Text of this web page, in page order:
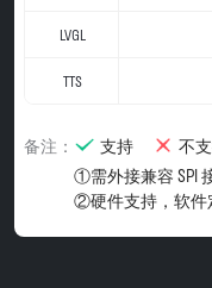
LVGL
TTS
备注： 支持 不
①需外接兼容 SPI
②硬件支持，软件